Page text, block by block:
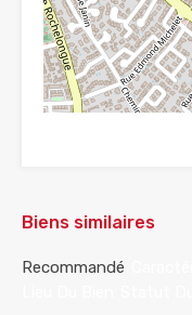
Biens similaires
Recommandé